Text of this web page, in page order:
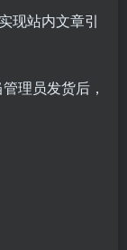
现站内文章引
理员发货后，